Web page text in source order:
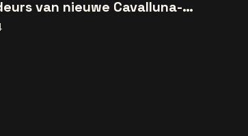
van nieuwe Cavalluna-